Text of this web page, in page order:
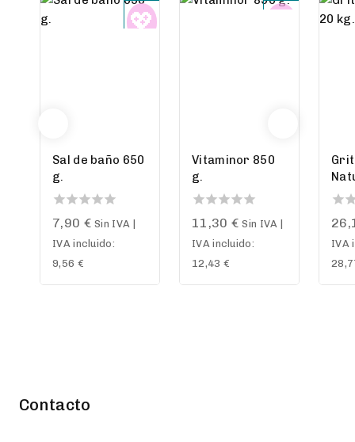
Sal de baño 650
g.
0
of
5
7,90 € Sin IVA |
IVA incluido:
9,56 €
Vitaminor 850
g.
0
of
5
11,30 € Sin IVA |
IVA incluido:
12,43 €
0
of
5
IVA
Contacto